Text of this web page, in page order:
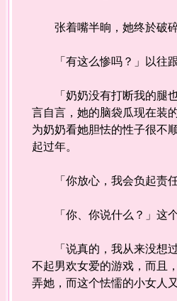
张着嘴半晌，她终於破
「有这么惨吗？」以往跟
「奶奶没有打断我的腿也
言自言，她的脑袋瓜现在装
为奶奶看她胆怯的性子很不
起过年。
「你放心，我会负起责任
「你、你说什么？」这个
「说真的，我从来没想过
不起男欢女爱的游戏，而且
弄她，而这个怯懦的小女人